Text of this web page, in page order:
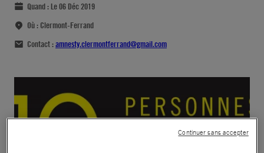
Quand : Le 06 Déc 2019
Où : Clermont-Ferrand
Contact :amnesty.clermontferrand@gmail.com
Continuer sans accepter